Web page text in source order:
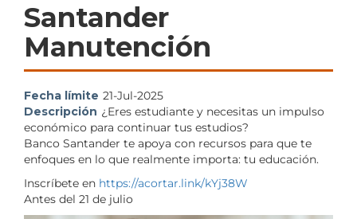
Santander
Manutención
Fecha límite 21-Jul-2025
Descripción ¿Eres estudiante y necesitas un impulso
económico para continuar tus estudios?
Banco Santander te apoya con recursos para que te
enfoques en lo que realmente importa: tu educación.
Inscríbete en https://acortar.link/kYj38W
Antes del 21 de julio